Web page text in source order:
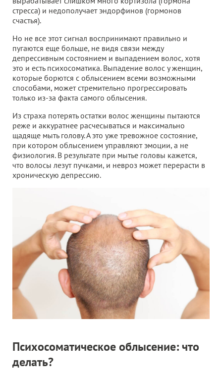
стресса) и недополучает эндорфинов (гормонов
счастья).
Но не все этот сигнал воспринимают правильно и
пугаются еще больше, не видя связи между
депрессивным состоянием и выпадением волос, хотя
это и есть психосоматика. Выпадение волос у женщин,
которые борются с облысением всеми возможными
способами, может стремительно прогрессировать
только из-за факта самого облысения.
Из страха потерять остатки волос женщины пытаются
реже и аккуратнее расчесываться и максимально
щадяще мыть голову. А это уже тревожное состояние,
при котором облысением управляют эмоции, а не
физиология. В результате при мытье головы кажется,
что волосы лезут пучками, и невроз может перерасти в
хроническую депрессию.
Психосоматическое облысение: что
делать?